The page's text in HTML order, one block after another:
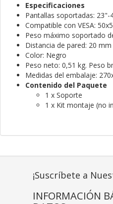
Especificaciones
Pantallas soportadas: 23"-
Compatible con VESA:
Peso máximo soportado
Distancia de pared: 20 mm
Color: Negro
Peso neto: 0,51 kg. Peso
Medidas del embalaje:
Contenido del Paquete
1 x Soporte
1 x Kit montaje (no
¡Suscríbete a
INFORMACIÓN